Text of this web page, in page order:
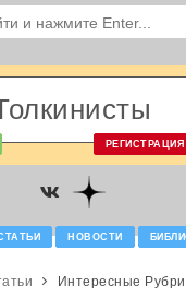
РЕГИСТРАЦИЯ
НОВОСТИ
Интересные